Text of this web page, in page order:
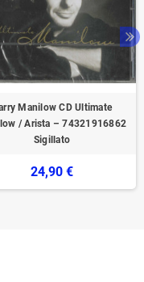
Manilow CD Ultimate
/ Arista – 74321916862
Sigillato
24,90 €